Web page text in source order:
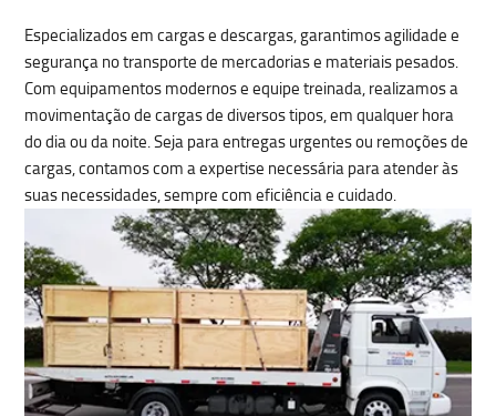
Especializados em cargas e descargas, garantimos agilidade e
segurança notransporte de mercadorias e materiais pesados.
Com equipamentos modernos e equipe treinada, realizamos a
movimentação de cargas de diversos tipos, em qualquer hora
do dia ou da noite. Seja para entregas urgentes ou remoções de
cargas, contamos com a expertise necessária para atender às
suas necessidades, sempre com eficiência e cuidado.